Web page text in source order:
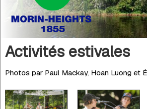
Activités estivales
Photos par Paul Mackay, Hoan Luong et